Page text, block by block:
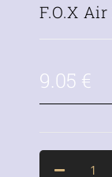
F.O.X Air
9.05 €